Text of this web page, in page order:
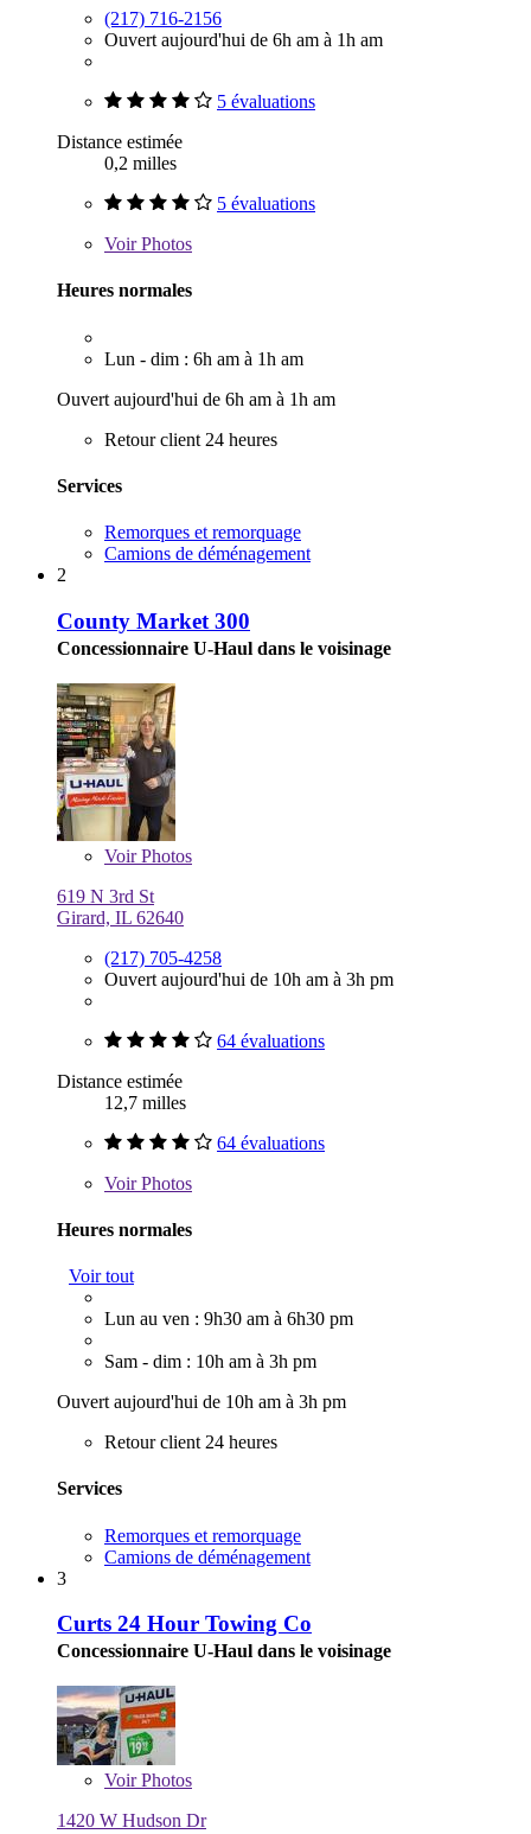
(217) 716-2156
Ouvert aujourd'hui de 6h am à 1h am
5 évaluations
Distance estimée
0,2 milles
5 évaluations
VoirPhotos
Heures normales
Lun - dim : 6h am à 1h am
Ouvert aujourd'hui de 6h am à 1h am
Retour client 24 heures
Services
Remorques et remorquage
Camions de déménagement
2
County Market 300
Concessionnaire U-Haul dans le voisinage
VoirPhotos
619 N 3rd St
Girard, IL 62640
(217) 705-4258
Ouvert aujourd'hui de 10h am à 3h pm
64 évaluations
Distance estimée
12,7 milles
64 évaluations
VoirPhotos
Heures normales
Voir tout
Lun au ven : 9h30 am à 6h30 pm
Sam - dim : 10h am à 3h pm
Ouvert aujourd'hui de 10h am à 3h pm
Retour client 24 heures
Services
Remorques et remorquage
Camions de déménagement
3
Curts 24 Hour Towing Co
Concessionnaire U-Haul dans le voisinage
VoirPhotos
1420 W Hudson Dr